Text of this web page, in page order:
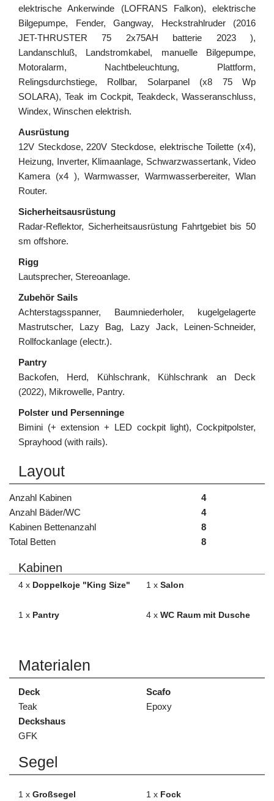
elektrische Ankerwinde (LOFRANS Falkon), elektrische
Bilgepumpe, Fender, Gangway, Heckstrahlruder (2016
JET-THRUSTER 75 2x75AH batterie 2023 ),
Landanschluß, Landstromkabel, manuelle Bilgepumpe,
Motoralarm, Nachtbeleuchtung, Plattform,
Relingsdurchstiege, Rollbar, Solarpanel (x8 75 Wp
SOLARA), Teak im Cockpit, Teakdeck, Wasseranschluss,
Windex, Winschen elektrish.
Ausrüstung
12V Steckdose, 220V Steckdose, elektrische Toilette (x4),
Heizung, Inverter, Klimaanlage, Schwarzwassertank, Video
Kamera (x4 ), Warmwasser, Warmwasserbereiter, Wlan
Router.
Sicherheitsausrüstung
Radar-Reflektor, Sicherheitsausrüstung Fahrtgebiet bis 50
sm offshore.
Rigg
Lautsprecher, Stereoanlage.
Zubehör Sails
Achterstagsspanner, Baumniederholer, kugelgelagerte
Mastrutscher, Lazy Bag, Lazy Jack, Leinen-Schneider,
Rollfockanlage (electr.).
Pantry
Backofen, Herd, Kühlschrank, Kühlschrank an Deck
(2022), Mikrowelle, Pantry.
Polster und Persenninge
Bimini (+ extension + LED cockpit light), Cockpitpolster,
Sprayhood (with rails).
Layout
Anzahl Kabinen
4
Anzahl Bäder/WC
4
Kabinen Bettenanzahl
8
Total Betten
8
Kabinen
4 x Doppelkoje "King Size" 1 x Salon
1 x Pantry 4 x WC Raum mit Dusche
Materialen
Deck
Teak
Scafo
Epoxy
Deckshaus
GFK
Segel
1 x Großsegel 1 x Fock